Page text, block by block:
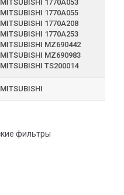
MITSUBISHI 1770A053
MITSUBISHI 1770A055
MITSUBISHI 1770A208
MITSUBISHI 1770A253
MITSUBISHI MZ690442
MITSUBISHI MZ690983
MITSUBISHI TS200014
MITSUBISHI
фильтры